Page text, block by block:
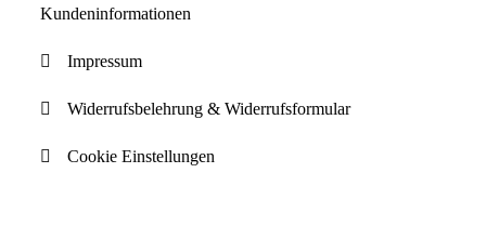
Kundeninformationen
Impressum
Widerrufsbelehrung & Widerrufsformular
Cookie Einstellungen